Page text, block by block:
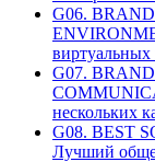
G06.
виртуальных
G07.
нескольких
G08. BEST
Лучший